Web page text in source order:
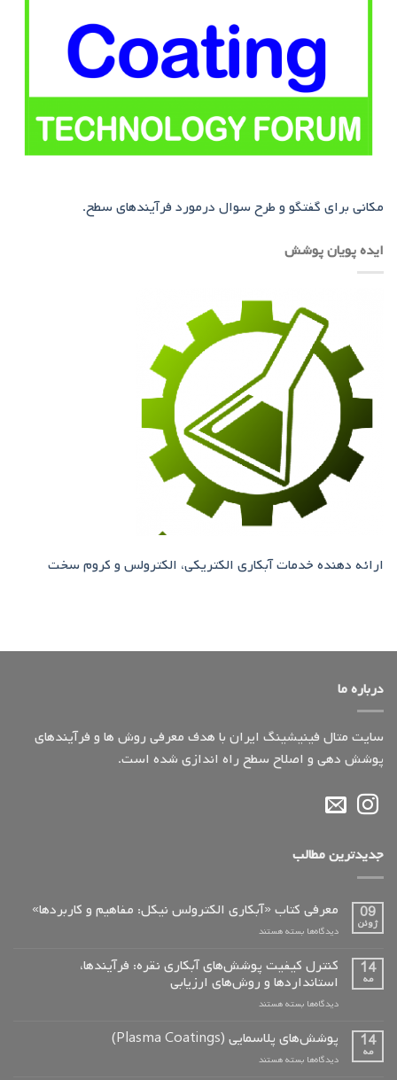
مکانی برای گفتگو و طرح سوال درمورد فرآیندهای سطح.
ایده پویان پوشش
ارائه دهنده خدمات آبکاری الکتریکی، الکترولس و کروم سخت
درباره ما
سایت متال فینیشینگ ایران با هدف معرفی روش ها و فرآیندهای
پوشش دهی و اصلاح سطح راه اندازی شده است.
جدیدترین مطالب
09
ژوئن
معرفی کتاب «آبکاری الکترولس نیکل: مفاهیم و کاربردها»
دیدگاه‌ها برای
کتاب
«آبکاری
الکترولس
نیکل:
و
کاربردها»
بسته هستند
14
مه
کنترل کیفیت پوشش‌های آبکاری نقره: فرآیندها،
استانداردها و روش‌های ارزیابی
دیدگاه‌ها برای
کیفیت
پوشش‌های
آبکاری
بسته هستند
14
مه
پوشش‌های پلاسمایی (Plasma Coatings)
دیدگاه‌ها برای
بسته هستند